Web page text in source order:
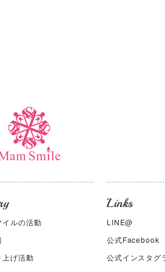
イルの活動
上げ活動
Links
LINE@
公式Facebook
公式インスタグ